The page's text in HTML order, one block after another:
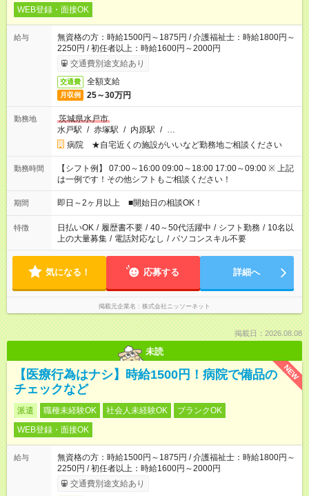
WEB登録・面接OK
給与
無資格の方：時給1500円～1875円 / 介護福祉士：時給1800円～
2250円 / 初任者以上：時給1600円～2000円
交通費別途支給あり
交通費 全額支給
月収例 25～30万円
勤務地
茨城県水戸市
水戸駅 / 赤塚駅 / 内原駅 / …
病院 ★自宅近くの施設がいいなど勤務地ご相談ください
勤務時間
【シフト例】 07:00～16:00 09:00～18:00 17:00～09:00 ※ 上記
は一例です！その他シフトもご相談ください！
期間 即日～2ヶ月以上 ■開始日の相談OK！
特徴 日払いOK / 履歴書不要 / 40～50代活躍中 / シフト勤務 / 10名以
上の大量募集 / 電話対応なし / パソコンスキル不要
気になる！ 応募する 詳細へ
掲載元企業名 株式会社ニッソーネット
掲載日：2026.08.08
未読
NEW
【医療行為はナシ】時給1500円！病院で備品の
チェックなど
派遣 職種未経験OK 社会人未経験OK
ブランクOK
WEB登録・面接OK
給与
無資格の方：時給1500円～1875円 / 介護福祉士：時給1800円～
2250円 / 初任者以上：時給1600円～2000円
交通費別途支給あり